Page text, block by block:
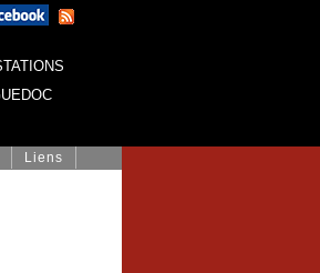
Liens